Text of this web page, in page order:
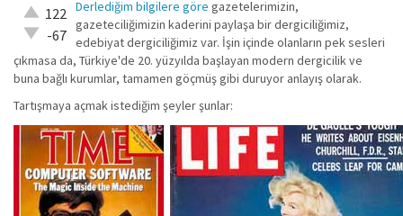
Çok iyi!
122
O kadar
-67
Derlediğim bilgilere göre gazetelerimizin,
gazeteciliğimizin kaderini paylaşa bir dergiciliğimiz,
edebiyat dergiciliğimiz var. İşin içinde olanların pek sesleri
çıkmasa da, Türkiye'de 20. yüzyılda başlayan modern dergicilik ve
buna bağlı kurumlar, tamamen göçmüş gibi duruyor anlayış olarak.
Tartışmaya açmak istediğim şeyler şunlar: